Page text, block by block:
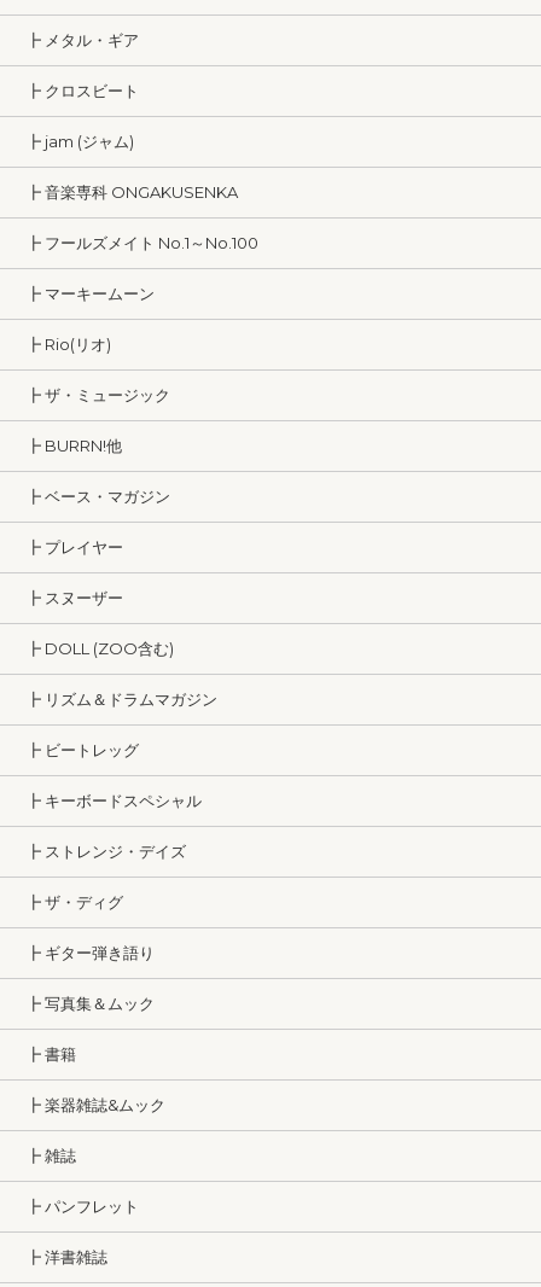
┣ メタル・ギア
┣ クロスビート
┣ jam (ジャム)
┣ 音楽専科 ONGAKUSENKA
┣ フールズメイト No.1～No.100
┣ マーキームーン
┣ Rio(リオ)
┣ ザ・ミュージック
┣ BURRN!他
┣ ベース・マガジン
┣ プレイヤー
┣ スヌーザー
┣ DOLL (ZOO含む)
┣ リズム＆ドラムマガジン
┣ ビートレッグ
┣ キーボードスペシャル
┣ ストレンジ・デイズ
┣ ザ・ディグ
┣ ギター弾き語り
┣ 写真集＆ムック
┣ 書籍
┣ 楽器雑誌&ムック
┣ 雑誌
┣ パンフレット
┣ 洋書雑誌